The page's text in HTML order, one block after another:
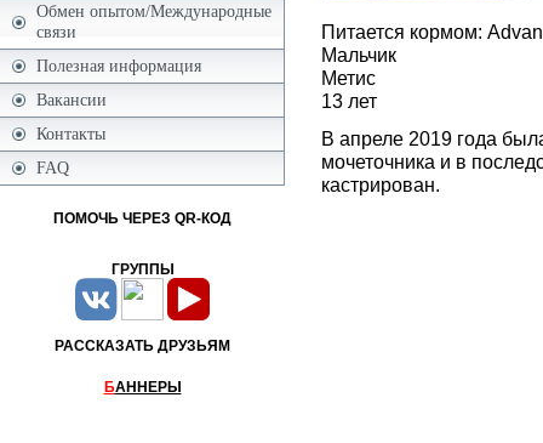
Питается кормом:
Мальчик
Метис
13 лет
В апреле 2019 года
мочеточника и в
кастрирован.
Обмен опытом/Международные
связи
Полезная информация
Вакансии
Контакты
FAQ
ПОМОЧЬ ЧЕРЕЗ QR-КОД
ГРУППЫ
РАССКАЗАТЬ ДРУЗЬЯМ
БАННЕРЫ